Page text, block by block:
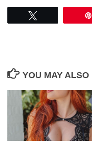
YOU MAY ALSO